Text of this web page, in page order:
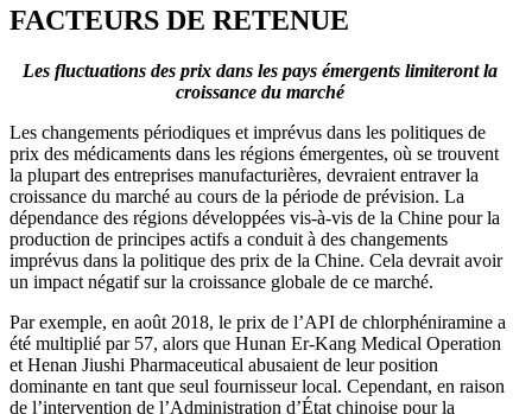
FACTEURS DE RETENUE
Les fluctuations des prix dans les pays émergents limiteront la
croissance du marché
Les changements périodiques et imprévus dans les politiques de
prix des médicaments dans les régions émergentes, où se trouvent
la plupart des entreprises manufacturières, devraient entraver la
croissance du marché au cours de la période de prévision. La
dépendance des régions développées vis-à-vis de la Chine pour la
production de principes actifs a conduit à des changements
imprévus dans la politique des prix de la Chine. Cela devrait avoir
un impact négatif sur la croissance globale de ce marché.
Par exemple, en août 2018, le prix de l’API de chlorphéniramine a
été multiplié par 57, alors que Hunan Er-Kang Medical Operation
et Henan Jiushi Pharmaceutical abusaient de leur position
dominante en tant que seul fournisseur local. Cependant, en raison
de l’intervention de l’Administration d’État chinoise pour la